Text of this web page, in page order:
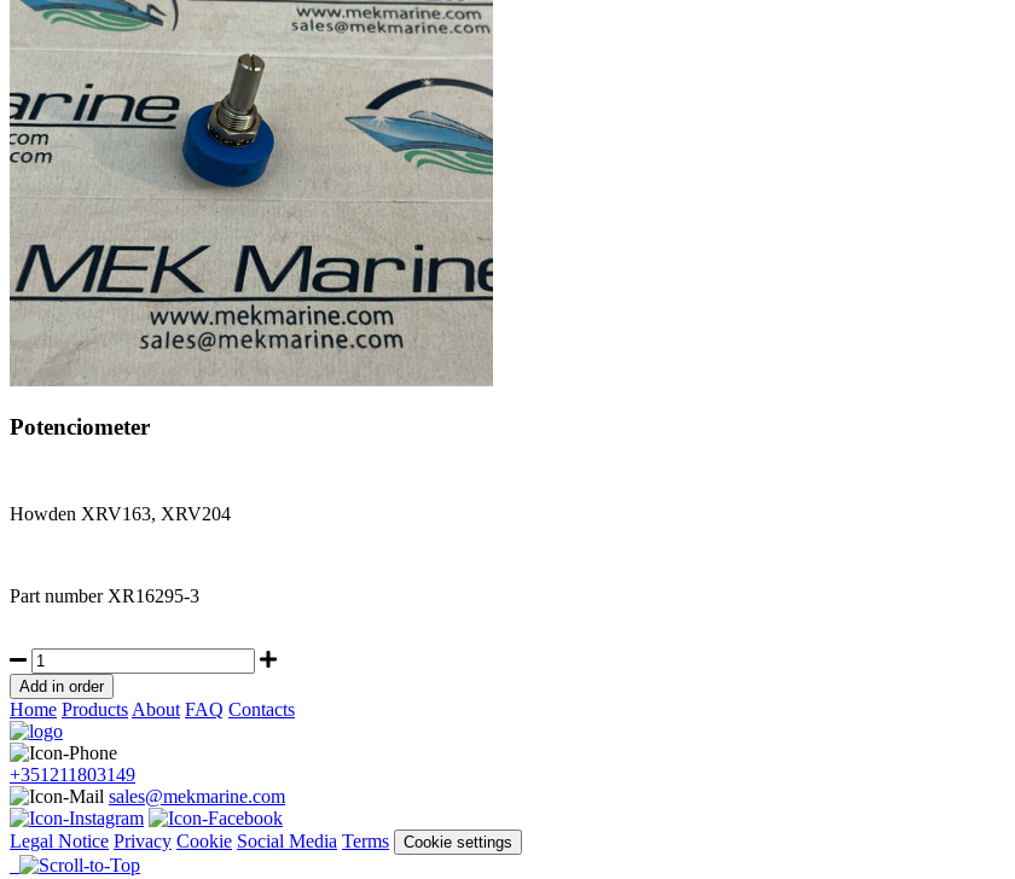
Potenciometer
Howden XRV163, XRV204
Part numberXR16295-3
Home ProductsAbout FAQ Contacts
+351211803149
sales@mekmarine.com
Legal Notice Privacy Cookie Social Media Terms Cookie settings